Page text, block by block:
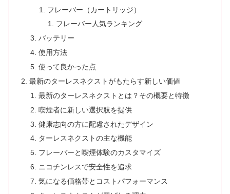
フレーバー（カートリッジ）
フレーバー人気ランキング
バッテリー
使用方法
使って良かった点
最新のターレスネクストがもたらす新しい価値
最新のターレスネクストとは？その概要と特徴
喫煙者に新しい選択肢を提供
健康志向の方に配慮されたデザイン
ターレスネクストの主な機能
フレーバーと喫煙体験のカスタマイズ
ニコチンレスで安全性を追求
気になる価格帯とコストパフォーマンス